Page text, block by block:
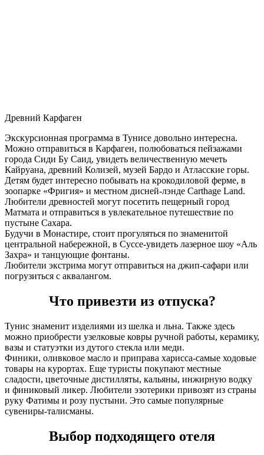
Древний Карфаген
Экскурсионная программа в Тунисе довольно интересна.
Можно отправиться в Карфаген, полюбоваться пейзажами
города Сиди Бу Саид, увидеть величественную мечеть
Кайруана, древний Колизей, музей Бардо и Атласские горы.
Детям будет интересно побывать на крокодиловой ферме, в
зоопарке «Фригия» и местном дисней-лэнде Carthage Land.
Любители древностей могут посетить пещерный город
Матмата и отправиться в увлекательное путешествие по
пустыне Сахара.
Будучи в Монастире, стоит прогуляться по знаменитой
центральной набережной, в Суссе-увидеть лазерное шоу «Аль
Захра» и танцующие фонтаны.
Любители экстрима могут отправиться на джип-сафари или
погрузиться с аквалангом.
Что привезти из отпуска?
Тунис знаменит изделиями из шелка и льна. Также здесь
можно приобрести узелковые ковры ручной работы, керамику,
вазы и статуэтки из дутого стекла или меди.
Финики, оливковое масло и приправа харисса-самые ходовые
товары на курортах. Еще туристы покупают местные
сладости, цветочные дистилляты, кальяны, инжирную водку
и финиковый ликер. Любители эзотерики привозят из страны
руку Фатимы и розу пустыни. Это самые популярные
сувениры-талисманы.
Выбор подходящего отеля